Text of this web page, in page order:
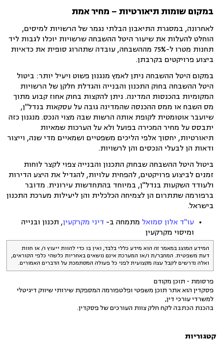
במקום שומות תיאורטיות – מחיר אמת
לאחרונה, במסגרת התיאבון הבלתי נגמר של הרשויות למיסים,
הוחלט להעלות את שיעור היטל ההשבחה שרשויות יוכלו לגבות ליד
תחנות מטרו ל-75% מההשבחה, עובדה שתהרוג סופית את כדאיות
ביצוע פרויקטים בקרבתן.
במקום היטל ההשבחה ניתן לאמץ מנגנון פשוט ויעיל יותר: ביטול
היטל ההשבחה בחוק התכנון והבנייה והגדלת חלקן של הרשויות
המקומיות בהכנסות המדינה. ניתן להקצות בחוק אחוז קבוע מתוך
מס השבח או ממס ההכנסה שהמדינה גובה על עסקאות בנדל"ן,
שיועבר אוטומטית לקופת אותה הרשות שבה מצוי הנכס. מנגנון כזה
יתבסס על מחיר המכירה בפועל ולא על הערכות שמאיות
תיאורטיות, יחסוך אלפי הליכים משפטיים ושמאיים מדי שנה, וייצור
ודאות הן לבעלי הנכסים והן לרשויות.
ביטול היטל ההשבחה שבחוק התכנון והבנייה צפוי לקצר לוחות
זמנים לביצוע פרויקטים, להפחית עלויות, להגדיל את היצע הדירות
ולעודד השקעות בנדל"ן, במיוחד בהתחדשות עירונית. מדובר
ברפורמה שתתרום הן לצמיחה הכלכלית והן ליעילות מערכת התכנון
בישראל.
עו"ד אלון סמואל מתמחה ב- דיני מקרקעין, תכנון ובנייה
ומיסוי מקרקעין
המידע המוצג במאמר זה הוא מידע כללי בלבד, ואין בו כדי להוות ייעוץ ו/ או חוות
דעת משפטית. המחבר/ת ו/או המערכת אינם נושאים באחריות כלשהי כלפי הקוראים,
ואלה נדרשים לקבל עצה מקצועית לפני כל פעולה המסתמכת על הדברים האמורים.
פרסומת - תוכן מקודם
פסקדין הוא אתר תוכן משפטי ופלטפורמה המספקת שירותי שיווק דיגיטלי
למשרדי עורכי דין,
בהכנת הכתבה לקח חלק צוות העורכים של פסקדין.
קטגוריות